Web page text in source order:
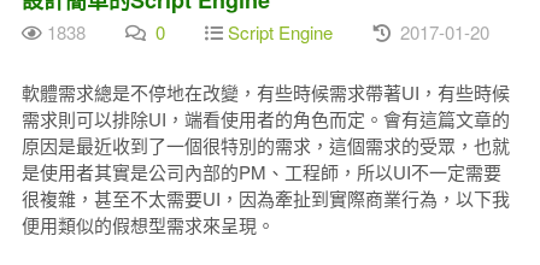
1838 0 Script Engine 2017-01-20
軟體需求總是不停地在改變，有些時候需求帶著UI，有些時候
需求則可以排除UI，端看使用者的角色而定。會有這篇文章的
原因是最近收到了一個很特別的需求，這個需求的受眾，也就
是使用者其實是公司內部的PM、工程師，所以UI不一定需要
很複雜，甚至不太需要UI，因為牽扯到實際商業行為，以下我
便用類似的假想型需求來呈現。